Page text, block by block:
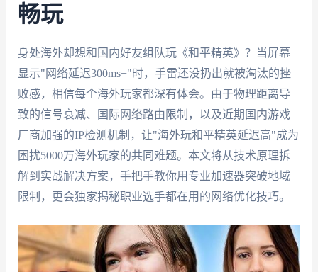
畅玩
身处海外却想和国内好友组队玩《和平精英》？当屏幕
显示"网络延迟300ms+"时，手雷还没扔出就被淘汰的挫
败感，相信每个海外玩家都深有体会。由于物理距离导
致的信号衰减、国际网络路由限制，以及近期国内游戏
厂商加强的IP检测机制，让"海外玩和平精英延迟高"成为
困扰5000万海外玩家的共同难题。本文将从技术原理拆
解到实战解决方案，手把手教你用专业加速器突破地域
限制，更会独家揭秘职业选手都在用的网络优化技巧。